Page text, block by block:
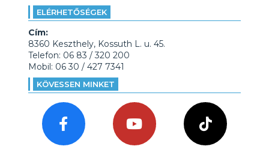
ELÉRHETŐSÉGEK
Cím:
8360 Keszthely, Kossuth L. u. 45.
Telefon: 06 83 / 320 200
Mobil: 06 30 / 427 7341
KÖVESSEN MINKET